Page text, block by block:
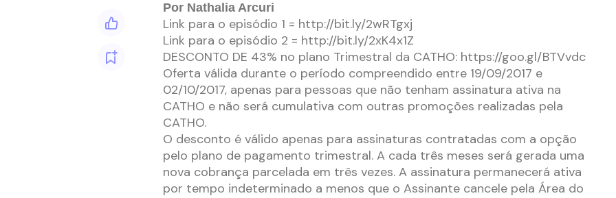
Por Nathalia Arcuri
Link para o episódio 1 = http://bit.ly/2wRTgxj
Link para o episódio 2 = http://bit.ly/2xK4x1Z
DESCONTO DE 43% no plano Trimestral da CATHO: https://goo.gl/BTVvdc
Oferta válida durante o período compreendido entre 19/09/2017 e
02/10/2017, apenas para pessoas que não tenham assinatura ativa na
CATHO e não será cumulativa com outras promoções realizadas pela
CATHO.
O desconto é válido apenas para assinaturas contratadas com a opção
pelo plano de pagamento trimestral. A cada três meses será gerada uma
nova cobrança parcelada em três vezes. A assinatura permanecerá ativa
por tempo indeterminado a menos que o Assinante cancele pela Área do